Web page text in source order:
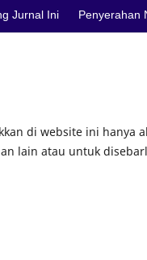
Jurnal Ini Penyerahan
di website ini hanya
lain atau untuk